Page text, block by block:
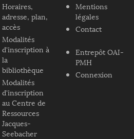
Horaires,
adresse, plan,
accès
Modalités
d'inscription à
la
bibliothèque
Modalités
d'inscription
au Centre de
Ressources
Jacques-
Seebacher
Mentions
légales
Contact
Entrepôt OAI-
PMH
Connexion